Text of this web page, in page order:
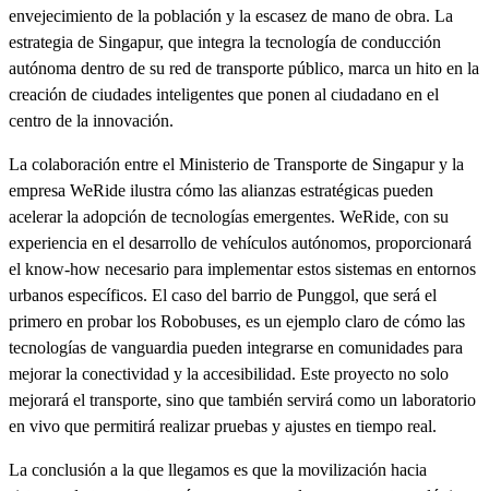
envejecimiento de la población y la escasez de mano de obra. La
estrategia de Singapur, que integra la tecnología de conducción
autónoma dentro de su red de transporte público, marca un hito en la
creación de ciudades inteligentes que ponen al ciudadano en el
centro de la innovación.
La colaboración entre el Ministerio de Transporte de Singapur y la
empresa WeRide ilustra cómo las alianzas estratégicas pueden
acelerar la adopción de tecnologías emergentes. WeRide, con su
experiencia en el desarrollo de vehículos autónomos, proporcionará
el know-how necesario para implementar estos sistemas en entornos
urbanos específicos. El caso del barrio de Punggol, que será el
primero en probar los Robobuses, es un ejemplo claro de cómo las
tecnologías de vanguardia pueden integrarse en comunidades para
mejorar la conectividad y la accesibilidad. Este proyecto no solo
mejorará el transporte, sino que también servirá como un laboratorio
en vivo que permitirá realizar pruebas y ajustes en tiempo real.
La conclusión a la que llegamos es que la movilización hacia